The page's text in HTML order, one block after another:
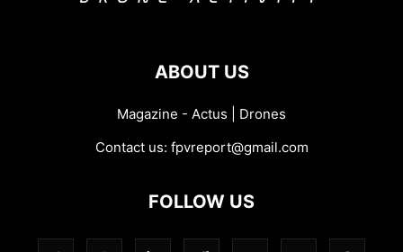
ABOUT US
Magazine - Actus | Drones
Contact us: fpvreport@gmail.com
FOLLOW US